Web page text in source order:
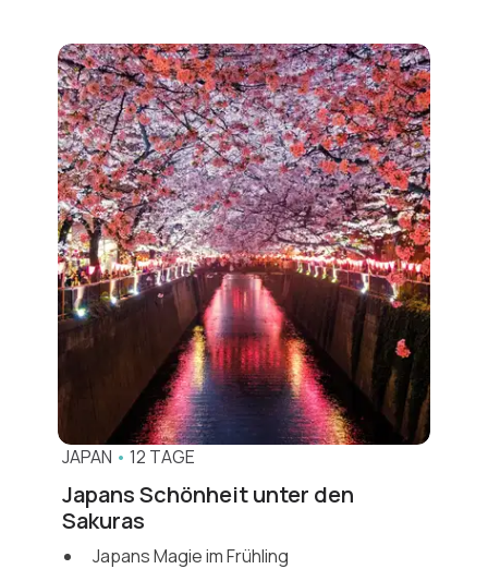
JAPAN • 12 TAGE
Japans Schönheit unter den
Sakuras
Japans Magie im Frühling